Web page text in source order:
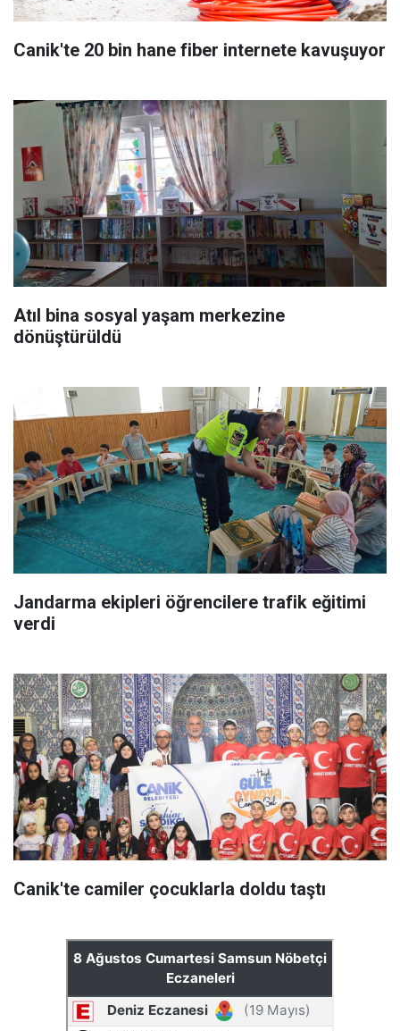
Canik'te 20 bin hane fiber internete kavuşuyor
Atıl bina sosyal yaşam merkezine
dönüştürüldü
Jandarma ekipleri öğrencilere trafik eğitimi
verdi
Canik'te camiler çocuklarla doldu taştı